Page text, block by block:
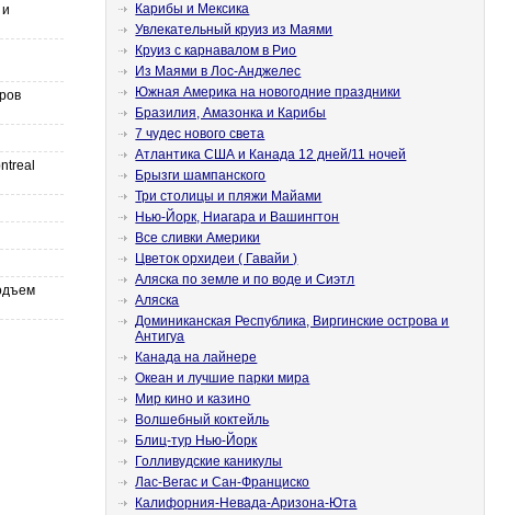
Карибы и Мексика
Увлекательный круиз из Маями
Круиз с карнавалом в Рио
Из Маями в Лос-Анджелес
Южная Америка на новогодние праздники
Бразилия, Амазонка и Карибы
7 чудес нового света
Атлантика США и Канада 12 дней/11 ночей
Брызги шампанского
Три столицы и пляжи Майами
Нью-Йорк, Ниагара и Вашингтон
Все сливки Америки
Цветок орхидеи ( Гавайи )
Аляска по земле и по воде и Сиэтл
Аляска
Доминиканская Республика, Виргинские острова и
Антигуа
Канада на лайнере
Океан и лучшие парки мира
Мир кино и казино
Волшебный коктейль
Блиц-тур Нью-Йорк
Голливудские каникулы
Лас-Вегас и Сан-Франциско
Калифорния-Невада-Аризона-Юта